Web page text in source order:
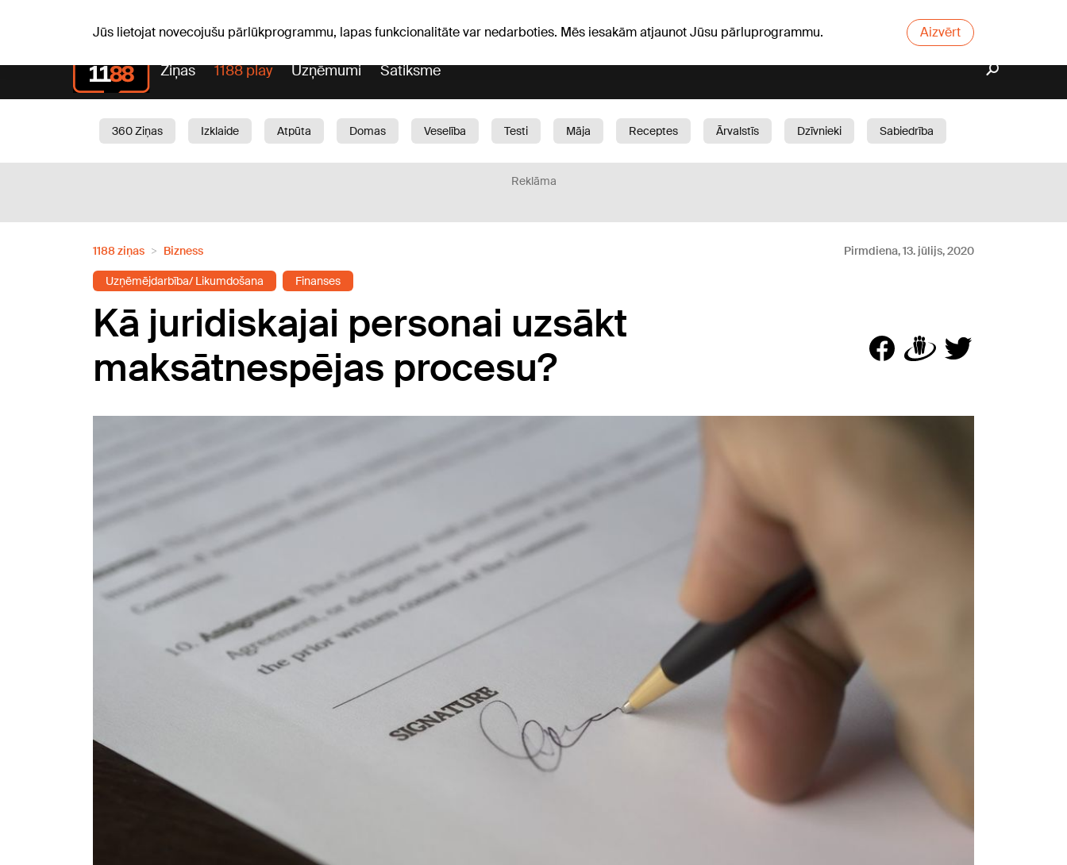
Jūs lietojat novecojušu pārlūkprogrammu, lapas funkcionalitāte var nedarboties. Mēs iesakām atjaunot Jūsu pārluprogrammu. Aizvērt
Ziņas 1188 play Uzņēmumi Satiksme
360 Ziņas Izklaide Atpūta Domas Veselība Testi Māja Receptes Ārvalstīs Dzīvnieki
Sabiedrība
Reklāma
1188 ziņas Bizness Pirmdiena, 13. jūlijs, 2020
Uzņēmējdarbība/ Likumdošana Finanses
Kā juridiskajai personai uzsākt
maksātnespējas procesu?